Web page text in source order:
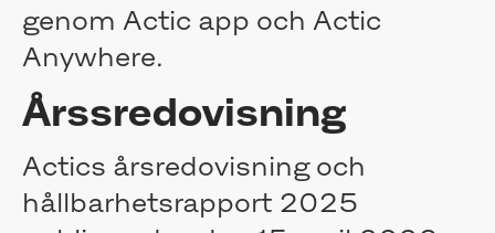
genom Actic app och Actic
Anywhere.
Årssredovisning
Actics årsredovisning och
hållbarhetsrapport 2025